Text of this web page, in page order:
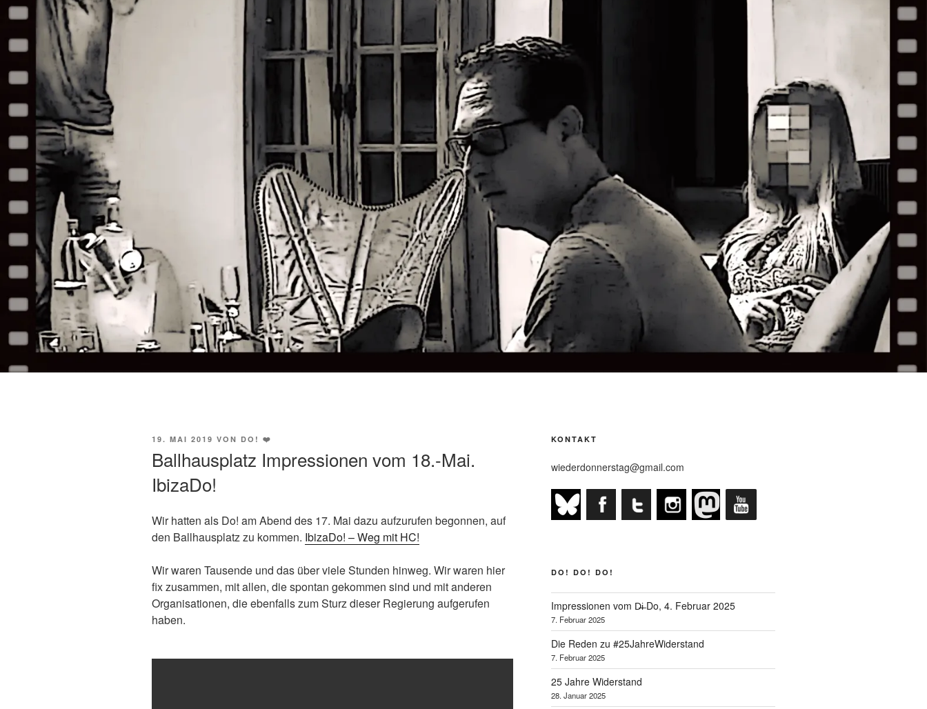
VERÖFFENTLICHT
19. MAI 2019 VON DO! ❤️
Ballhausplatz Impressionen vom 18.-Mai.
IbizaDo!
Wir hatten als Do! am Abend des 17. Mai dazu aufzurufen begonnen, auf
den Ballhausplatz zu kommen. IbizaDo! – Weg mit HC!
Wir waren Tausende und das über viele Stunden hinweg. Wir waren hier
fix zusammen, mit allen, die spontan gekommen sind und mit anderen
Organisationen, die ebenfalls zum Sturz dieser Regierung aufgerufen
haben.
KONTAKT
wiederdonnerstag@gmail.com
DO! DO! DO!
Impressionen vom D̶i̶ Do, 4. Februar 2025
7. Februar 2025
Die Reden zu #25JahreWiderstand
7. Februar 2025
25 Jahre Widerstand
28. Januar 2025